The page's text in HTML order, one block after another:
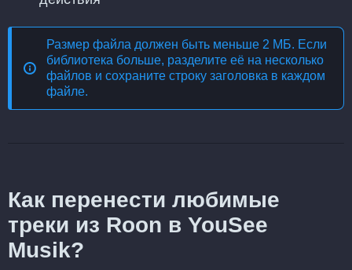
Размер файла должен быть меньше 2 МБ. Если
библиотека больше, разделите её на несколько
файлов и сохраните строку заголовка в каждом
файле.
Как перенести любимые
треки из Roon в YouSee
Musik?